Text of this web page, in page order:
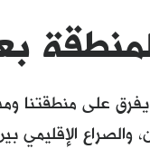
على منطقتنا
الإقليمي